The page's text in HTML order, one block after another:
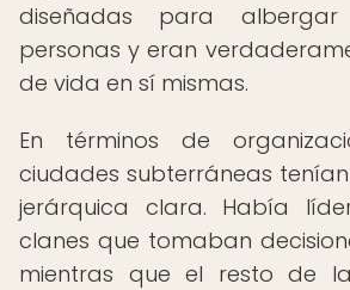
diseñadas para
personas y eran
de vida en sí mismas.
En términos de
ciudades subterráneas
jerárquica clara. Había
clanes que tomaban
mientras que el resto de